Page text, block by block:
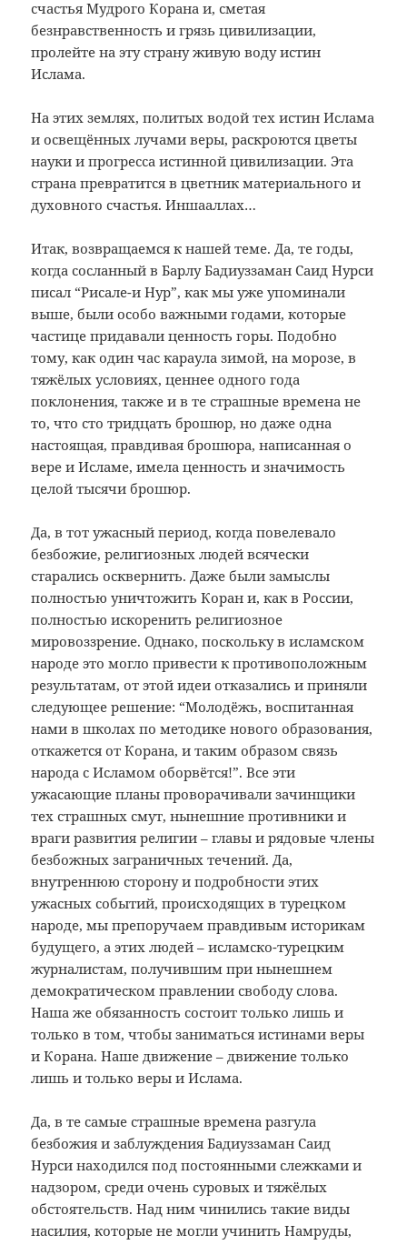
счастья Мудрого Корана и, сметая
безнравственность и грязь цивилизации,
пролейте на эту страну живую воду истин
Ислама.
На этих землях, политых водой тех истин Ислама
и освещённых лучами веры, раскроются цветы
науки и прогресса истинной цивилизации. Эта
страна превратится в цветник материального и
духовного счастья. Иншааллах…
Итак, возвращаемся к нашей теме. Да, те годы,
когда сосланный в Барлу Бадиуззаман Саид Нурси
писал “Рисале-и Нур”, как мы уже упоминали
выше, были особо важными годами, которые
частице придавали ценность горы. Подобно
тому, как один час караула зимой, на морозе, в
тяжёлых условиях, ценнее одного года
поклонения, также и в те страшные времена не
то, что сто тридцать брошюр, но даже одна
настоящая, правдивая брошюра, написанная о
вере и Исламе, имела ценность и значимость
целой тысячи брошюр.
Да, в тот ужасный период, когда повелевало
безбожие, религиозных людей всячески
старались осквернить. Даже были замыслы
полностью уничтожить Коран и, как в России,
полностью искоренить религиозное
мировоззрение. Однако, поскольку в исламском
народе это могло привести к противоположным
результатам, от этой идеи отказались и приняли
следующее решение: “Молодёжь, воспитанная
нами в школах по методике нового образования,
откажется от Корана, и таким образом связь
народа с Исламом оборвётся!”. Все эти
ужасающие планы проворачивали зачинщики
тех страшных смут, нынешние противники и
враги развития религии – главы и рядовые члены
безбожных заграничных течений. Да,
внутреннюю сторону и подробности этих
ужасных событий, происходящих в турецком
народе, мы препоручаем правдивым историкам
будущего, а этих людей – исламско-турецким
журналистам, получившим при нынешнем
демократическом правлении свободу слова.
Наша же обязанность состоит только лишь и
только в том, чтобы заниматься истинами веры
и Корана. Наше движение – движение только
лишь и только веры и Ислама.
Да, в те самые страшные времена разгула
безбожия и заблуждения Бадиуззаман Саид
Нурси находился под постоянными слежками и
надзором, среди очень суровых и тяжёлых
обстоятельств. Над ним чинились такие виды
насилия, которые не могли учинить Намруды,